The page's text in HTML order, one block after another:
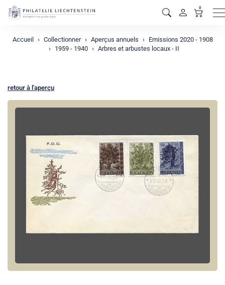
0
Accueil Collectionner Aperçus annuels
Emissions 2020 - 1908
1959 - 1940
Arbres et arbustes locaux - II
retour à l'aperçu